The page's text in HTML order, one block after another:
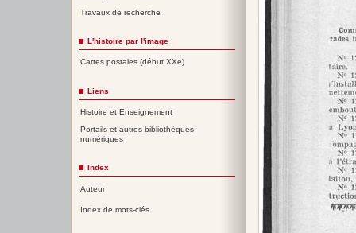
Travaux de recherche
L'histoire par l'image
Cartes postales (début XXe)
Liens
Histoire et Enseignement
Portails et autres bibliothèques
numériques
Index
Auteur
Index de mots-clés